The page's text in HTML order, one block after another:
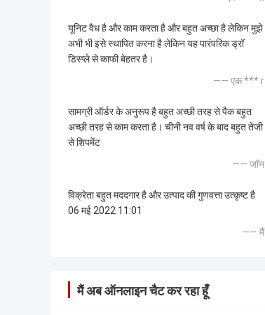
यूनिट वैध है और काम करता है और बहुत अच्छा है लेकिन मुझे
अभी भी इसे स्थापित करना है लेकिन यह पारंपरिक ड्रॉ
डिस्प्ले से काफी बेहतर है।
—— एक *** r
सामग्री ऑर्डर के अनुरूप है बहुत अच्छी तरह से पैक बहुत
अच्छी तरह से काम करता है। चीनी नव वर्ष के बाद बहुत तेजी
से शिपमेंट
—— जॉन
विक्रेता बहुत मददगार है और उत्पाद की गुणवत्ता उत्कृष्ट है
06 मई 2022 11:01
—— मैं
मैं अब ऑनलाइन चैट कर रहा हूँ